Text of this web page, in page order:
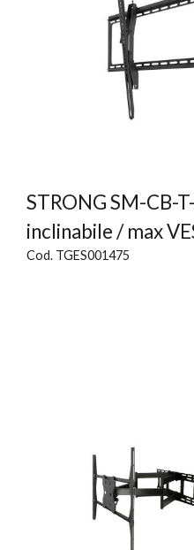
STRONG SM-CB-
inclinabile / max
Cod. TGES001475